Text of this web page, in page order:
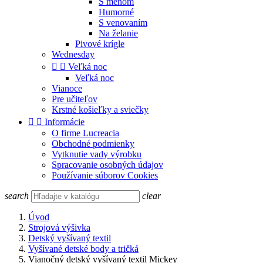
Humorné
S venovaním
Na želanie
Pivové krígle
Wednesday
  Veľká noc
Veľká noc
Vianoce
Pre učiteľov
Krstné košieľky a sviečky
  Informácie
O firme Lucreacia
Obchodné podmienky
Vytknutie vady výrobku
Spracovanie osobných údajov
Používanie súborov Cookies
search clear
Úvod
Strojová výšivka
Detský vyšívaný textil
Vyšívané detské body a tričká
Vianočný detský vyšívaný textil Mickey